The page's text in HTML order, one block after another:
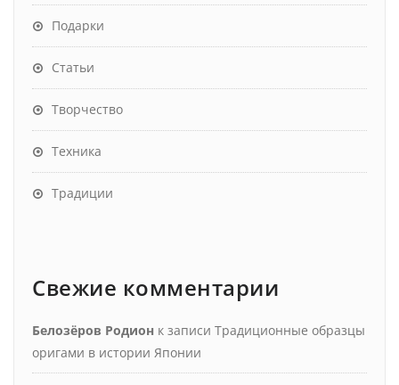
Подарки
Статьи
Творчество
Техника
Традиции
Свежие комментарии
Белозёров Родион к записи Традиционные образцы
оригами в истории Японии